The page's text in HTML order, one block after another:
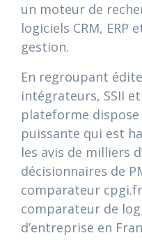
un moteur de
logiciels CRM, ERP
gestion.
En regroupant
intégrateurs, SSII
plateforme dispose
puissante qui est
les avis de milliers
décisionnaires de
comparateur
comparateur de
d’entreprise en